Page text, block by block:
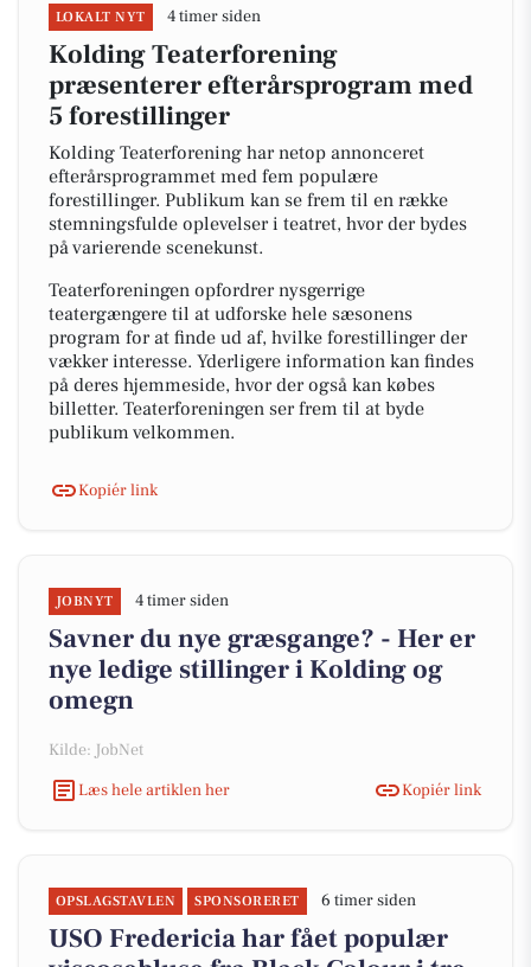
LOKALT NYT 4 timer siden
Kolding Teaterforening
præsenterer efterårsprogram med
5 forestillinger
Kolding Teaterforening har netop annonceret
efterårsprogrammet med fem populære
forestillinger. Publikum kan se frem til en række
stemningsfulde oplevelser i teatret, hvor der bydes
på varierende scenekunst.
Teaterforeningen opfordrer nysgerrige
teatergængere til at udforske hele sæsonens
program for at finde ud af, hvilke forestillinger der
vækker interesse. Yderligere information kan findes
på deres hjemmeside, hvor der også kan købes
billetter. Teaterforeningen ser frem til at byde
publikum velkommen.
Kopiér link
JOBNYT 4 timer siden
Savner du nye græsgange? - Her er
nye ledige stillinger i Kolding og
omegn
Kilde: JobNet
Læs hele artiklen her
Kopiér link
OPSLAGSTAVLEN SPONSORERET 6 timer siden
USO Fredericia har fået populær